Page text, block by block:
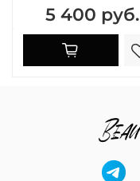
5 400 руб.